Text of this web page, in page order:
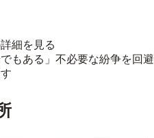
細を見る
もある」不必要な紛争を回避